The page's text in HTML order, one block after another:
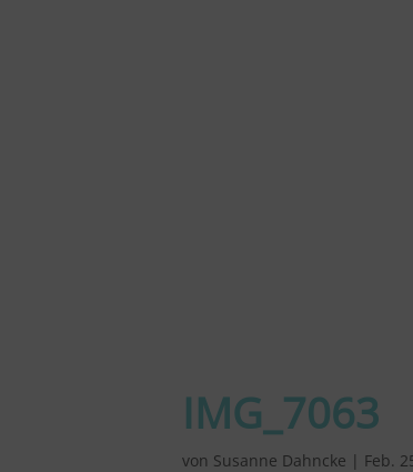
IMG_7063
von Susanne Dahncke | Feb.